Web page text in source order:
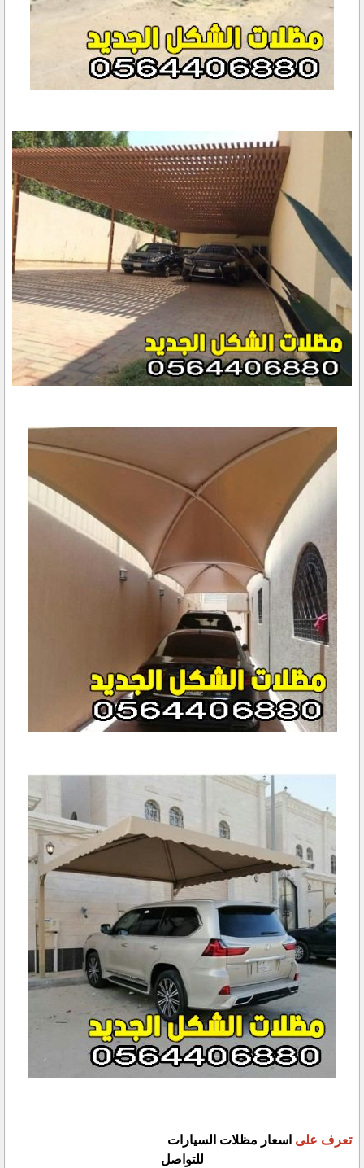
تعرف على اسعار مظلات السيارات
للتواصل